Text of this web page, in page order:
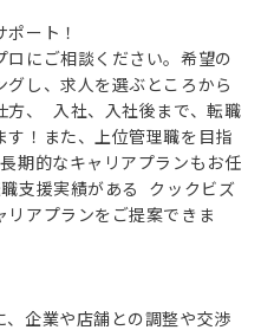
ート！
にご相談ください。希望の
し、求人を選ぶところから
方、 入社、入社後まで、転職
す！また、上位管理職を目指
期的なキャリアプランもお任
支援実績がある クックビズ
リアプランをご提案できま
企業や店舗との調整や交渉